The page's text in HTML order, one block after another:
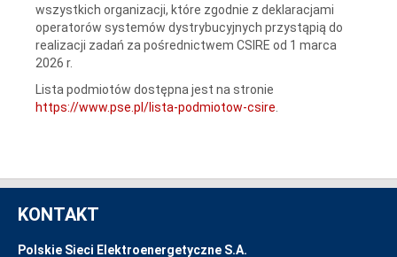
wszystkich organizacji, które zgodnie z deklaracjami
operatorów systemów dystrybucyjnych przystąpią do
realizacji zadań za pośrednictwem CSIRE od 1 marca
2026 r.
Lista podmiotów dostępna jest na stronie
https://www.pse.pl/lista-podmiotow-csire
KONTAKT
Polskie Sieci Elektroenergetyczne S.A.